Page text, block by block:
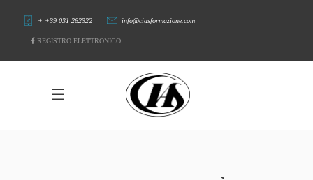
+ +39 031 262322 info@ciasformazione.com
REGISTRO ELETTRONICO